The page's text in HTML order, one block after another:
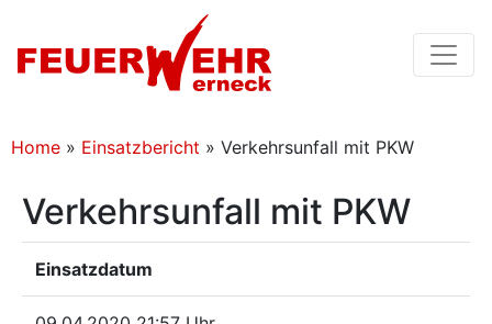
Home » Einsatzbericht » Verkehrsunfall mit PKW
Verkehrsunfall mit PKW
Einsatzdatum